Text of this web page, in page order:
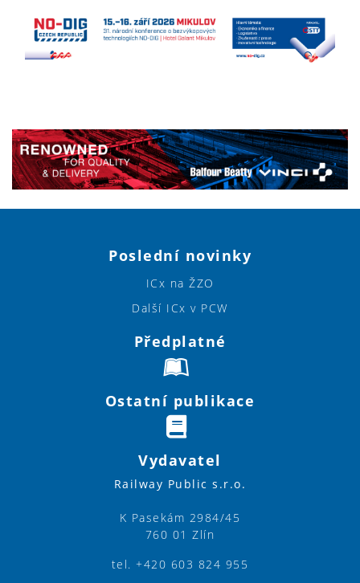
Poslední novinky
ICx na ŽZO
Další ICx v PCW
Předplatné
Ostatní publikace
Vydavatel
Railway Public s.r.o.
K Pasekám 2984/45
760 01 Zlín
tel. +420 603 824 955